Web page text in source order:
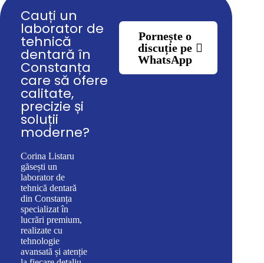
Cauți un
laborator de
tehnică
dentară în
Constanța
care să ofere
calitate,
precizie și
soluții
moderne?
Corina Listaru
găsești un
laborator de
tehnică dentară
din Constanța
specializat în
lucrări premium,
realizate cu
tehnologie
avansată și atenție
Pornește o
discuție pe
WhatsApp